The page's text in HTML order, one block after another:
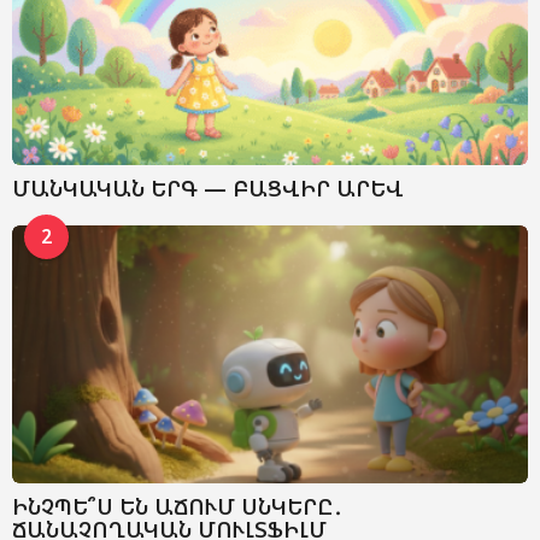
ՄԱՆԿԱԿԱՆ ԵՐԳ — ԲԱՑՎԻՐ ԱՐԵՎ
2
ԻՆՉՊԵ՞Ս ԵՆ ԱՃՈՒՄ ՍՆԿԵՐԸ․
ՃԱՆԱՉՈՂԱԿԱՆ ՄՈՒԼՏՖԻԼՄ